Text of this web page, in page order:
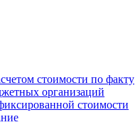
стоимости по факту
организаций
стоимости